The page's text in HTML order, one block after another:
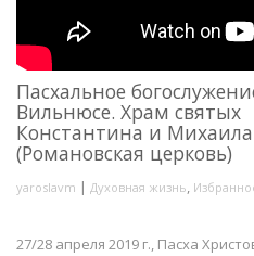
Пасхальное
Вильнюсе. Храм святых
Константина и Михаила
(Романовская церковь)
yaroslavm | Духовная жизнь,
27/28 апреля 2019 г., Пасха